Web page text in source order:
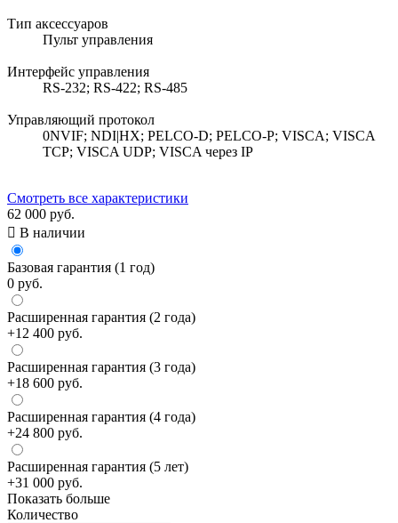
Тип аксессуаров
Пульт управления
Интерфейс управления
RS-232; RS-422; RS-485
Управляющий протокол
0NVIF; NDI|HX; PELCO-D; PELCO-P; VISCA; VISCA
TCP; VISCA UDP; VISCA через IP
Смотреть все характеристики
62 000 руб.
 В наличии
Базовая гарантия (1 год)
0 руб.
Расширенная гарантия (2 года)
+12 400 руб.
Расширенная гарантия (3 года)
+18 600 руб.
Расширенная гарантия (4 года)
+24 800 руб.
Расширенная гарантия (5 лет)
+31 000 руб.
Показать больше
Количество